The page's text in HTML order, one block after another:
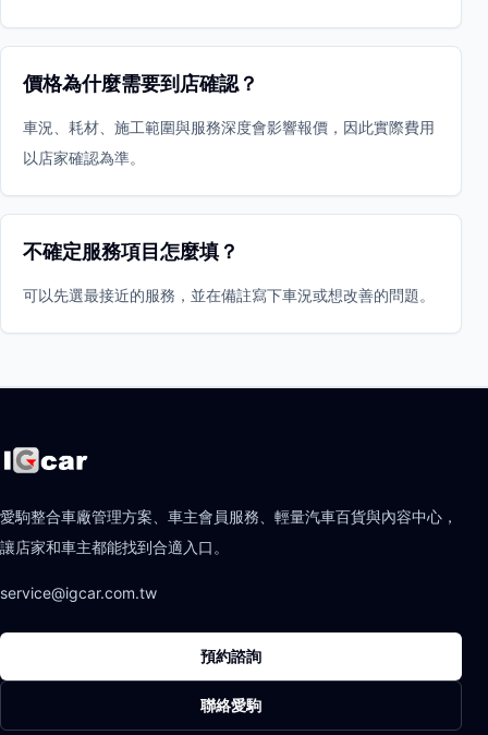
價格為什麼需要到店確認？
車況、耗材、施工範圍與服務深度會影響報價，因此實際費用
以店家確認為準。
不確定服務項目怎麼填？
可以先選最接近的服務，並在備註寫下車況或想改善的問題。
愛駒整合車廠管理方案、車主會員服務、輕量汽車百貨與內容中心，
讓店家和車主都能找到合適入口。
service@igcar.com.tw
預約諮詢
聯絡愛駒